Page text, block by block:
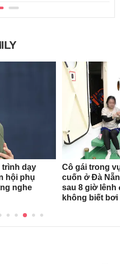
trình dạy
hội phụ
nghe
Cô gái trong
cuốn ở Đà
sau 8 giờ lênh
không biết bơi